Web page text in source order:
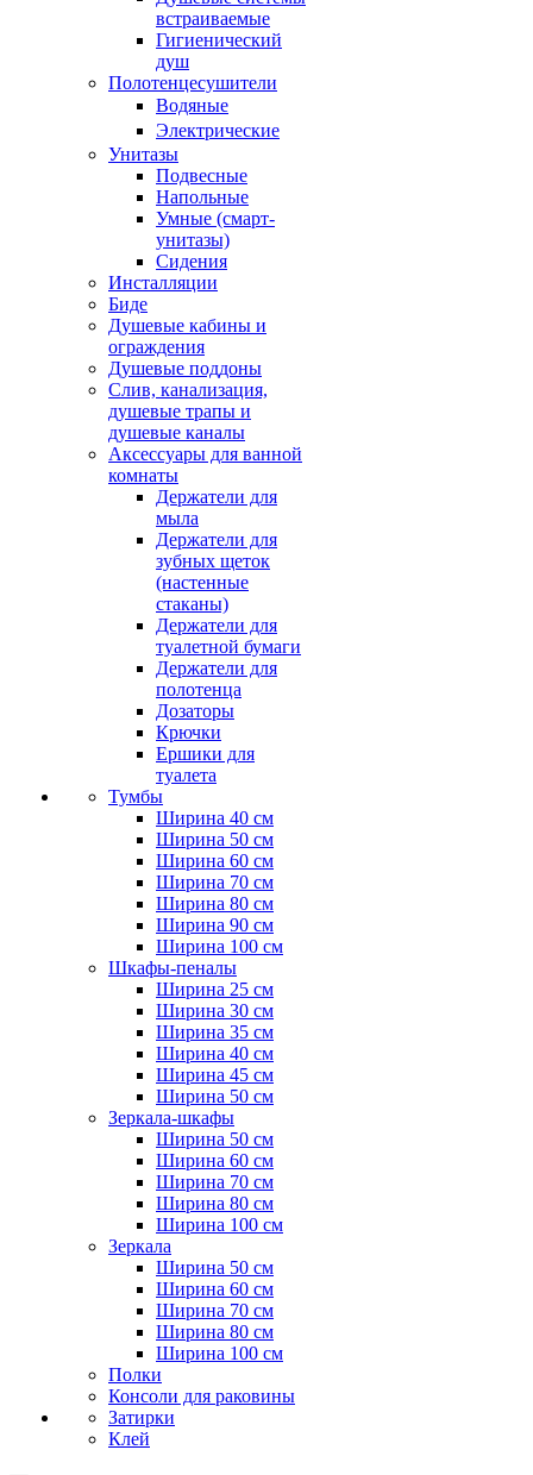
встраиваемые
Гигиенический
душ
Полотенцесушители
ㅤВодяные
ㅤЭлектрические
Унитазы
Подвесные
Напольные
Умные (смарт-
унитазы)
Сидения
Инсталляции
Биде
Душевые кабины и
ограждения
Душевые поддоны
Слив, канализация,
душевые трапы и
душевые каналы
Аксессуары для ванной
комнаты
Держатели для
мыла
Держатели для
зубных щеток
(настенные
стаканы)
Держатели для
туалетной бумаги
Держатели для
полотенца
Дозаторы
Крючки
Ершики для
туалета
Тумбы
Ширина 40 см
Ширина 50 см
Ширина 60 см
Ширина 70 см
Ширина 80 см
Ширина 90 см
Ширина 100 см
Шкафы-пеналы
Ширина 25 см
Ширина 30 см
Ширина 35 см
Ширина 40 см
Ширина 45 см
Ширина 50 см
Зеркала-шкафы
Ширина 50 см
Ширина 60 см
Ширина 70 см
Ширина 80 см
Ширина 100 см
Зеркала
Ширина 50 см
Ширина 60 см
Ширина 70 см
Ширина 80 см
Ширина 100 см
Полки
Консоли для раковины
Затирки
Клей